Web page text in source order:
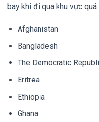
bay khi đi qua khu vực
Afghanistan
Bangladesh
The Democratic
Eritrea
Ethiopia
Ghana